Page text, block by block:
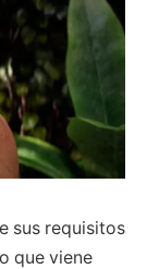
sus requisitos
que viene